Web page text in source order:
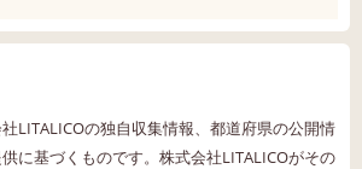
LITALICOの独自収集情報、都道府県の公開情
に基づくものです。株式会社LITALICOがその